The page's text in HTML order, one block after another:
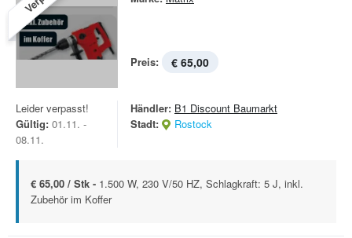
Preis: € 65,00
Leider verpasst!
Gültig: 01.11. -
08.11.
Händler: B1 Discount Baumarkt
Stadt:
Rostock
€ 65,00 / Stk - 1.500 W, 230 V/50 HZ, Schlagkraft: 5 J, inkl.
Zubehör im Koffer